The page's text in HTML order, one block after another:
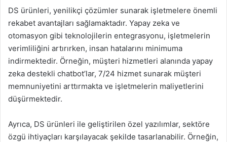
DS ürünleri, yenilikçi çözümler sunarak işletmelere önemli
rekabet avantajları sağlamaktadır. Yapay zeka ve
otomasyon gibi teknolojilerin entegrasyonu, işletmelerin
verimliliğini artırırken, insan hatalarını minimuma
indirmektedir. Örneğin, müşteri hizmetleri alanında yapay
zeka destekli chatbot’lar, 7/24 hizmet sunarak müşteri
memnuniyetini arttırmakta ve işletmelerin maliyetlerini
düşürmektedir.
Ayrıca, DS ürünleri ile geliştirilen özel yazılımlar, sektöre
özgü ihtiyaçları karşılayacak şekilde tasarlanabilir. Örneğin,